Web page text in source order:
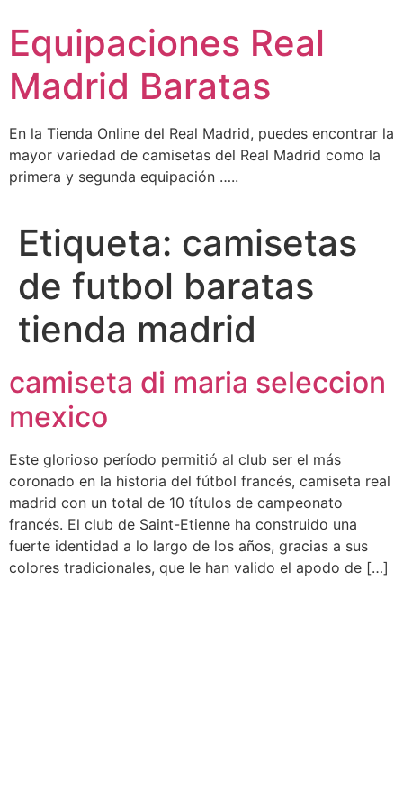
contenido
Equipaciones Real
Madrid Baratas
En la Tienda Online del Real Madrid, puedes encontrar la
mayor variedad de camisetas del Real Madrid como la
primera y segunda equipación …..
Etiqueta: camisetas
de futbol baratas
tienda madrid
camiseta di maria seleccion
mexico
Este glorioso período permitió al club ser el más
coronado en la historia del fútbol francés, camiseta real
madrid con un total de 10 títulos de campeonato
francés. El club de Saint-Etienne ha construido una
fuerte identidad a lo largo de los años, gracias a sus
colores tradicionales, que le han valido el apodo de […]